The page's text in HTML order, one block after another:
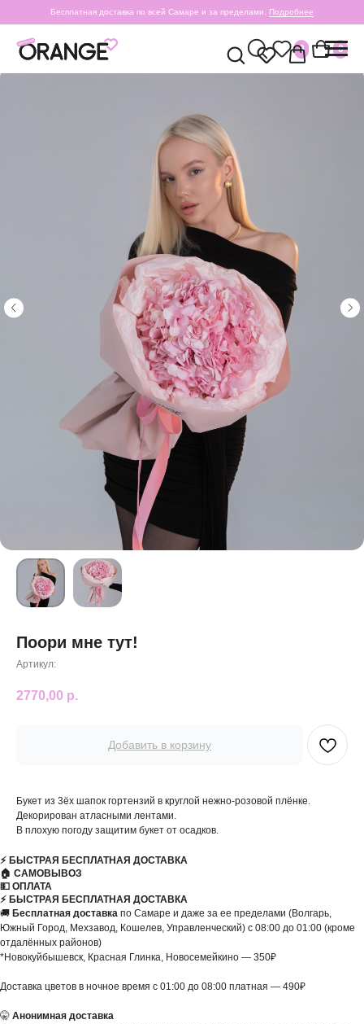
0 0
Бесплатная доставка по всей Самаре и за пределами. Подробнее
Поори мне тут!
Артикул:
2770,00 р.
Добавить в корзину
Букет из 3ёх шапок гортензий в круглой нежно-розовой плёнке.
Декорирован атласными лентами.
В плохую погоду защитим букет от осадков.
⚡️ БЫСТРАЯ БЕСПЛАТНАЯ ДОСТАВКА
🏠 САМОВЫВОЗ
💵 ОПЛАТА
⚡️ БЫСТРАЯ БЕСПЛАТНАЯ ДОСТАВКА
🚚 Бесплатная доставка по Самаре и даже за ее пределами (Волгарь,
Южный Город, Мехзавод, Кошелев, Управленческий) с 08:00 до 01:00 (кроме
отдалённых районов)
*Новокуйбышевск, Красная Глинка, Новосемейкино — 350₽
Доставка цветов в ночное время с 01:00 до 08:00 платная — 490₽
🤫 Анонимная доставка